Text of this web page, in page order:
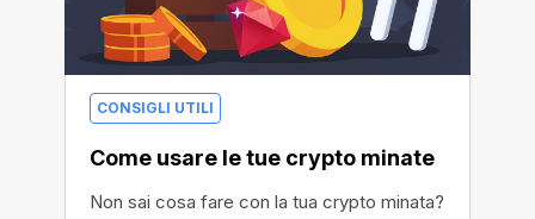
CONSIGLI UTILI
Come usare le tue crypto minate
Non sai cosa fare con la tua crypto minata?